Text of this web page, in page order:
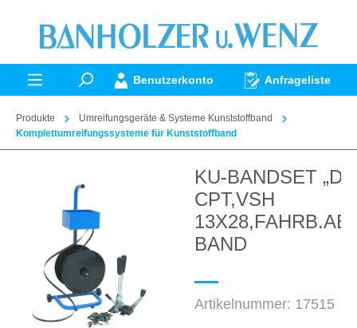
springen
Benutzerkonto Anfrageliste
Produkte
Umreifungsgeräte & Systeme Kunststoffband
Komplettumreifungssysteme für Kunststoffband
KU-BANDSET
CPT,VSH
BAND
Artikelnummer: 17515